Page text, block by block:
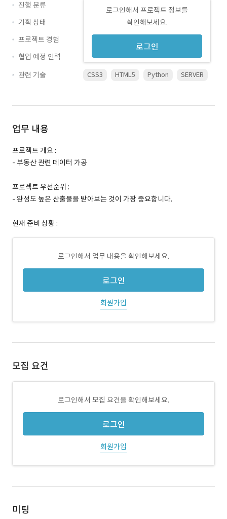
로그인해서 프로젝트 정보를
확인해보세요.
로그인
진행 분류
기획 상태
프로젝트 경험
협업 예정 인력
관련 기술
CSS3 HTML5 Python SERVER
업무 내용
프로젝트 개요 :
- 부동산 관련 데이터 가공
프로젝트 우선순위 :
- 완성도 높은 산출물을 받아보는 것이 가장 중요합니다.
현재 준비 상황 :
로그인해서 업무 내용을 확인해보세요.
로그인
회원가입
모집 요건
로그인해서 모집 요건을 확인해보세요.
로그인
회원가입
미팅